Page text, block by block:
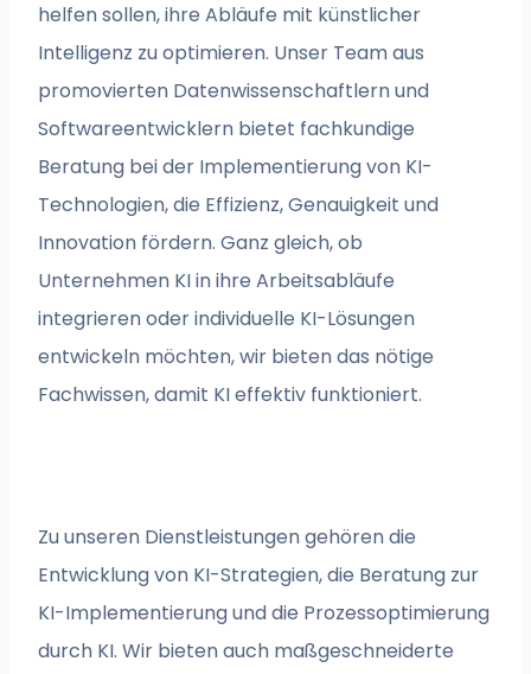
helfen sollen, ihre Abläufe mit künstlicher
Intelligenz zu optimieren. Unser Team aus
promovierten Datenwissenschaftlern und
Softwareentwicklern bietet fachkundige
Beratung bei der Implementierung von KI-
Technologien, die Effizienz, Genauigkeit und
Innovation fördern. Ganz gleich, ob
Unternehmen KI in ihre Arbeitsabläufe
integrieren oder individuelle KI-Lösungen
entwickeln möchten, wir bieten das nötige
Fachwissen, damit KI effektiv funktioniert.
Zu unseren Dienstleistungen gehören die
Entwicklung von KI-Strategien, die Beratung zur
KI-Implementierung und die Prozessoptimierung
durch KI. Wir bieten auch maßgeschneiderte